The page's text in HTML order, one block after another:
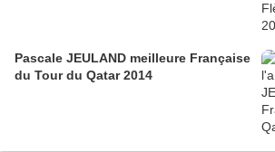
Pascale JEULAND meilleure Française
du Tour du Qatar 2014